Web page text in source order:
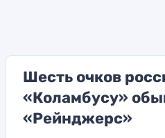
Шесть очков
«Коламбусу»
«Рейнджерс»